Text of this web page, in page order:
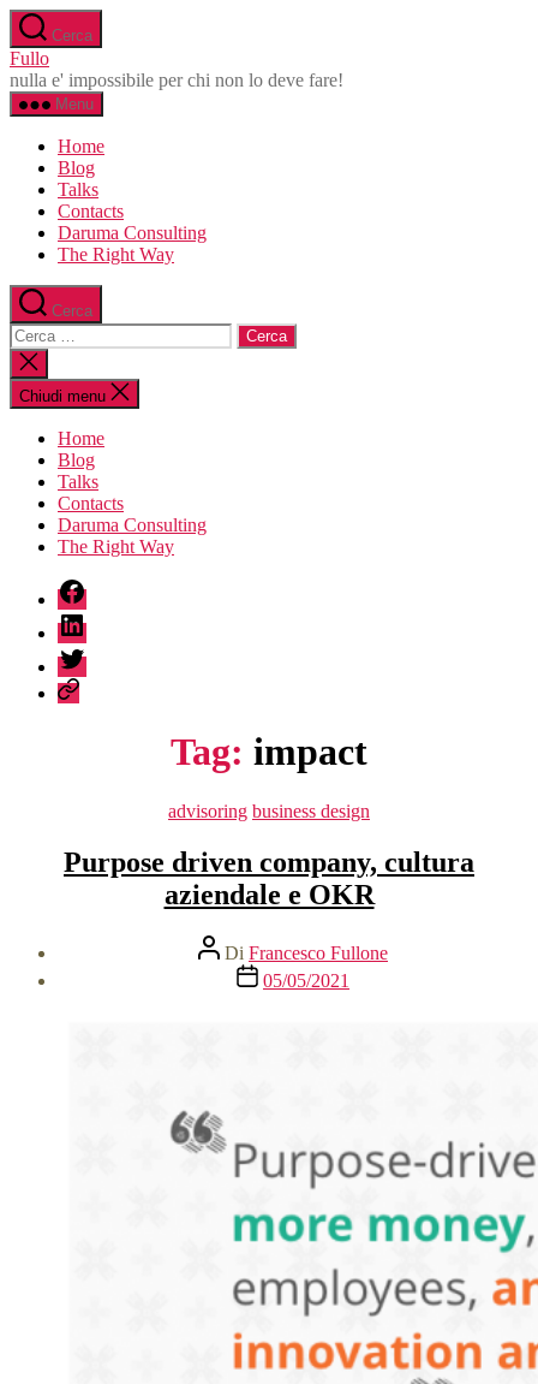
Salta
al
contenuto
Cerca
Fullo
nulla e' impossibile per chi non lo deve fare!
Menu
Home
Blog
Talks
Contacts
Daruma Consulting
The Right Way
Cerca
Cerca:
Chiudi
la
ricerca
Chiudi menu
Home
Blog
Talks
Contacts
Daruma Consulting
The Right Way
fb
linkedin
twitter
sessionize
Tag: impact
Categorie
advisoring business design
Purpose driven company, cultura
aziendale e OKR
Autore
articolo
Di Francesco Fullone
Data
dell'articolo
05/05/2021